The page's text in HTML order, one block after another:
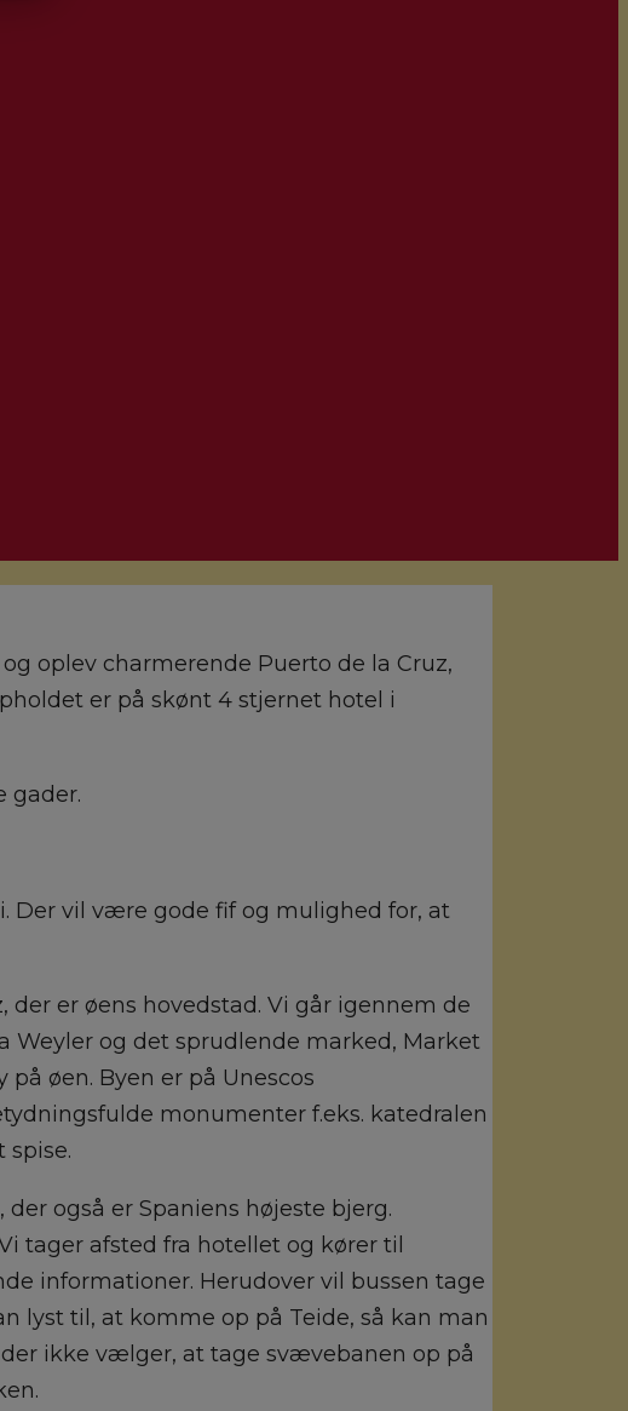
oplev charmerende Puerto de la Cruz,
er på skønt 4 stjernet hotel i
gader.
Der vil være gode fif og mulighed for, at
der er øens hovedstad. Vi går igennem de
Weyler og det sprudlende marked, Market
øen. Byen er på Unescos
monumenter f.eks. katedralen
spise.
også er Spaniens højeste bjerg.
tager afsted fra hotellet og kører til
informationer. Herudover vil bussen tage
lyst til, at komme op på Teide, så kan man
ikke vælger, at tage svævebanen op på